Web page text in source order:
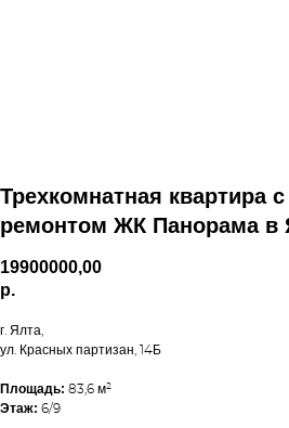
Трехкомнатная квартира
ремонтом ЖК Панорама в
19900000,00
р.
г. Ялта,
ул. Красных партизан, 14Б
Площадь: 83,6 м²
Этаж: 6/9